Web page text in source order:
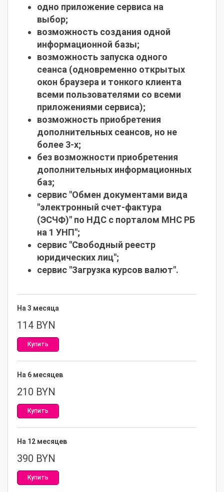
одно приложение сервиса на
выбор;
возможность создания одной
информационной базы;
возможность запуска одного
сеанса (одновременно открытых
окон браузера и тонкого клиента
всеми пользователями со всеми
приложениями сервиса);
возможность приобретения
дополнительных сеансов, но не
более 3-х;
без возможности приобретения
дополнительных информационных
баз;
сервис "Обмен документами вида
"электронный счет-фактура
(ЭСЧФ)" по НДС с порталом МНС РБ
на 1 УНП";
сервис "Свободный реестр
юридических лиц";
сервис "Загрузка курсов валют".
На 3 месяца
114 BYN
Купить
На 6 месяцев
210 BYN
Купить
На 12 месяцев
390 BYN
Купить